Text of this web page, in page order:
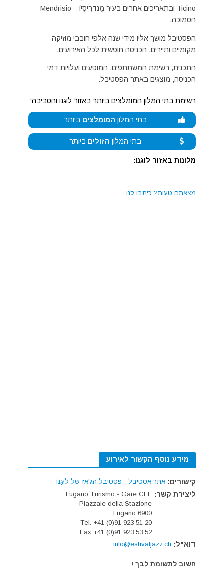
Ticino ובתאריכים אחרים בעיר מֶנדרִיסִיוֹ – Mendrisio
הסמוכה.
הפסטיבל מושך אליו מידי שנה אלפי חובבי מוזיקה
מקומיים ותיירים. הכניסה חופשית לכל האירועים.
התכנית, רשימת המשתתפים, המופעים ועלויות דמי
הכניסה, מוצגים באתר הפסטיבל.
רשימת בתי המלון המומלצים ביותר באזור לוגנו והסביבה:
בתי המלון המומלצים ביותר
בתי המלון הזולים ביותר
מלונות באזור לוגנו:
מצאתם טעות? כיתבו לנו.
מידע נוסף הקשור לאירוע
קישורים: אתר אסטיבל - פסטיבל הג'אז של לוּגָנוֹ
ליצירת קשר: Lugano Turismo - Gare CFF
Piazzale della Stazione
6900 Lugano
Tel. +41 (0)91 923 51 20
Fax +41 (0)91 923 53 52
דוא"ל: info@estivaljazz.ch
חשוב לתשומת לבך !